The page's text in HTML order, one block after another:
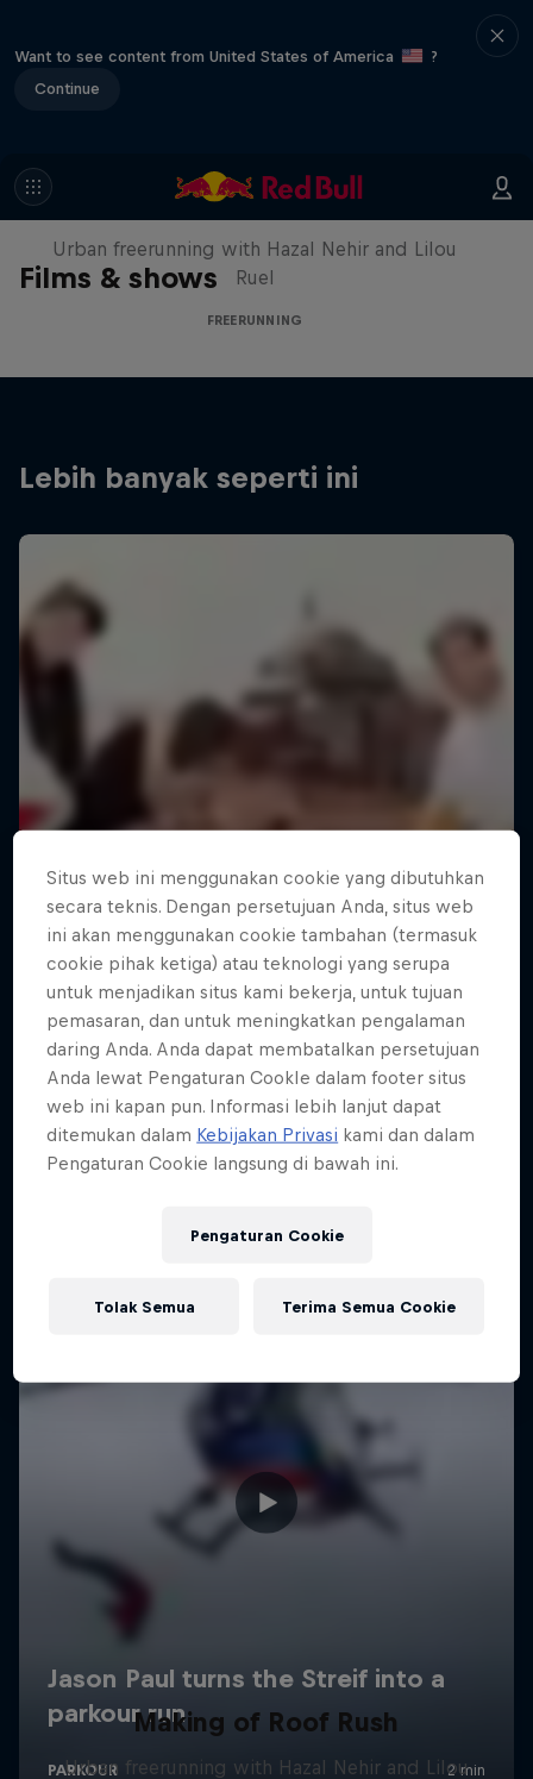
Want to see content from United States of America
?
Continue
Films & shows
Making of Roof Rush
Urban freerunning with Hazal Nehir and Lilou
Ruel
FREERUNNING
Lebih banyak seperti ini
Making of Roof Rush
Urban freerunning with Hazal Nehir and Lilou
Situs web ini menggunakan cookie yang dibutuhkan
secara teknis. Dengan persetujuan Anda, situs web
ini akan menggunakan cookie tambahan (termasuk
cookie pihak ketiga) atau teknologi yang serupa
untuk menjadikan situs kami bekerja, untuk tujuan
pemasaran, dan untuk meningkatkan pengalaman
daring Anda. Anda dapat membatalkan persetujuan
Anda lewat Pengaturan CookIe dalam footer situs
web ini kapan pun. Informasi lebih lanjut dapat
ditemukan dalam Kebijakan Privasi kami dan dalam
Pengaturan Cookie langsung di bawah ini.
Pengaturan Cookie
Tolak Semua Terima Semua Cookie